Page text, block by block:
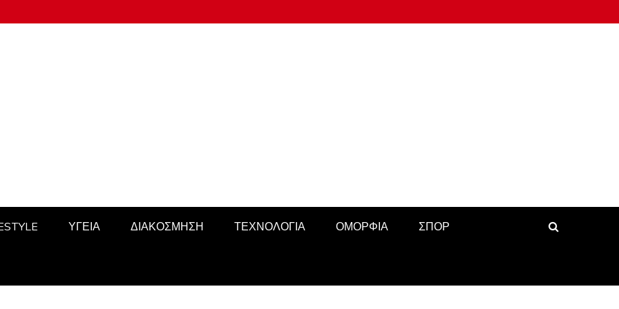
ΥΓΕΙΑ ΔΙΑΚΟΣΜΗΣΗ ΤΕΧΝΟΛΟΓΙΑ ΟΜΟΡΦΙΑ ΣΠΟΡ